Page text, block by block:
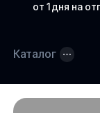
от 1 дня на
Каталог